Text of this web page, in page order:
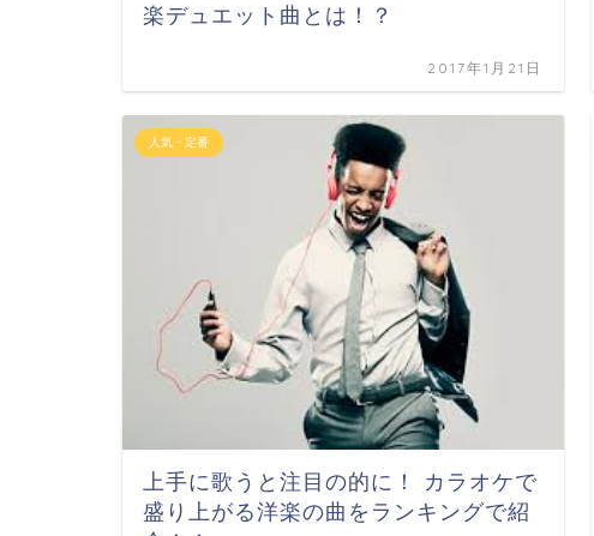
楽デュエット曲とは！？
2017年1月21日
人気・定番
上手に歌うと注目の的に！ カラオケで
盛り上がる洋楽の曲をランキングで紹